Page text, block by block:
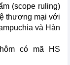
(scope ruling)
thương mại với
và Hàn
có mã HS